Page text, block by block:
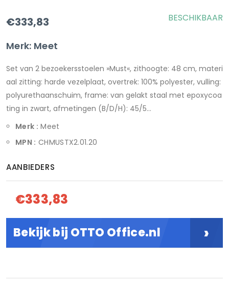
€333,83
Merk: Meet
BESCHIKBAAR
Set van 2 bezoekersstoelen »Must«, zithoogte: 48 cm, materi
aal zitting: harde vezelplaat, overtrek: 100% polyester, vulling:
polyurethaanschuim, frame: van gelakt staal met epoxycoa
ting in zwart, afmetingen (B/D/H): 45/5...
Merk : Meet
MPN : CHMUSTX2.01.20
AANBIEDERS
€333,83
Bekijk bij OTTO Office.nl ›